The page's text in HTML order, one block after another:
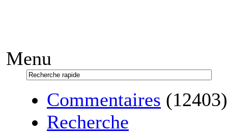
Menu
Commentaires (12403)
Recherche